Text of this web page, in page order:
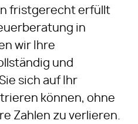
fristgerecht erfüllt
in
wir Ihre
und
sich auf Ihr
können, ohne
Zahlen zu verlieren.